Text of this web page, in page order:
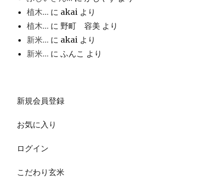
植木… に akai より
植木… に野町 容美 より
新米… に akai より
新米… にふんこ より
新規会員登録
お気に入り
ログイン
こだわり玄米